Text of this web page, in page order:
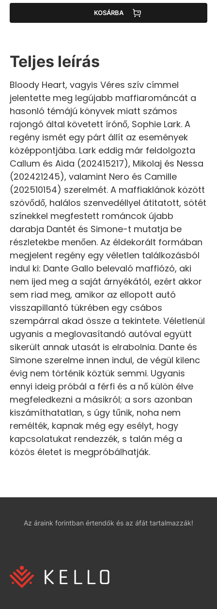
KOSÁRBA
Teljes leírás
Bloody Heart, vagyis Véres szív címmel
jelentette meg legújabb maffiarománcát a
hasonló témájú könyvek miatt számos
rajongó által követett írónő, Sophie Lark. A
regény ismét egy párt állít az események
középpontjába. Lark eddig már feldolgozta
Callum és Aida (202415217), Mikolaj és Nessa
(202421245), valamint Nero és Camille
(202510154) szerelmét. A maffiaklánok között
szövődő, halálos szenvedéllyel átitatott, sötét
színekkel megfestett románcok újabb
darabja Dantét és Simone-t mutatja be
részletekbe menően. Az éldekorált formában
megjelent regény egy véletlen találkozásból
indul ki: Dante Gallo belevaló maffiózó, aki
nem ijed meg a saját árnyékától, ezért akkor
sem riad meg, amikor az ellopott autó
visszapillantó tükrében egy csábos
szempárral akad össze a tekintete. Véletlenül
ugyanis a meglovasítandó autóval együtt
sikerült annak utasát is elrabolnia. Dante és
Simone szerelme innen indul, de végül kilenc
évig nem történik köztük semmi. Ugyanis
ennyi ideig próbál a férfi és a nő külön élve
megfeledkezni a másikról; a sors azonban
kiszámíthatatlan, s úgy tűnik, noha nem
remélték, kapnak még egy esélyt, hogy
kapcsolatukat rendezzék, s talán még a
közös életet is megpróbálhatják.
Az áraink forintban értendők és az áfát tartalmazzák!